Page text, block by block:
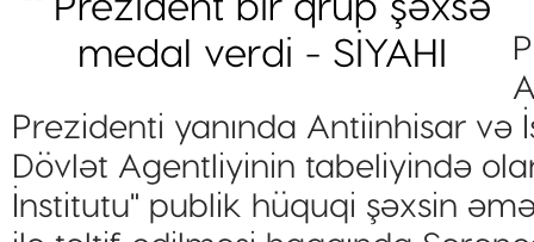
Prezidenti yanında Antiinhisar və
Dövlət Agentliyinin tabeliyində
İnstitutu" publik hüquqi şəxsin